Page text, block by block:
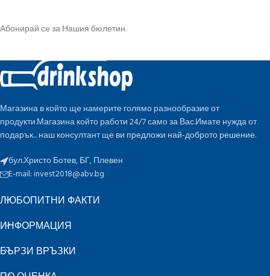
Абонирай се за Нашия бюлетин.
Магазина в който ще намерите голямо разнообразие от
продукти.Магазина който работи 24/7 само за Вас.Имате нужда от
подарък... наш консултант ще ви предложи най-доброто решение.
бул.Христо Ботев, БГ, Плевен
E-mail:invest2018@abv.bg
ЛЮБОПИТНИ ФАКТИ
ИНФОРМАЦИЯ
БЪРЗИ ВРЪЗКИ